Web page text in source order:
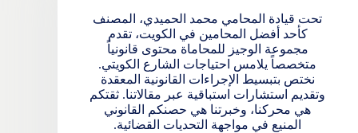
تحت قيادة المحامي محمد الحميدي، المصنف
كأحد أفضل المحامين في الكويت، تقدم
مجموعة الوجيز للمحاماة محتوى قانونياً
متخصصاً يلامس احتياجات الشارع الكويتي.
نختص بتبسيط الإجراءات القانونية المعقدة
وتقديم استشارات استباقية عبر مقالاتنا. ثقتكم
هي محركنا، وخبرتنا هي حصنكم القانوني
المنيع في مواجهة التحديات القضائية.